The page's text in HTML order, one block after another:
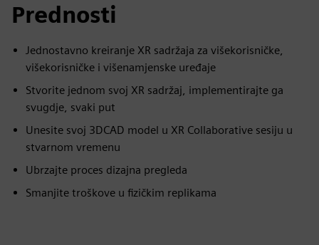
Prednosti
Jednostavno kreiranje XR sadržaja za višekorisničke,
višekorisničke i višenamjenske uređaje
Stvorite jednom svoj XR sadržaj, implementirajte ga
svugdje, svaki put
Unesite svoj 3DCAD model u XR Collaborative sesiju u
stvarnom vremenu
Ubrzajte proces dizajna pregleda
Smanjite troškove u fizičkim replikama